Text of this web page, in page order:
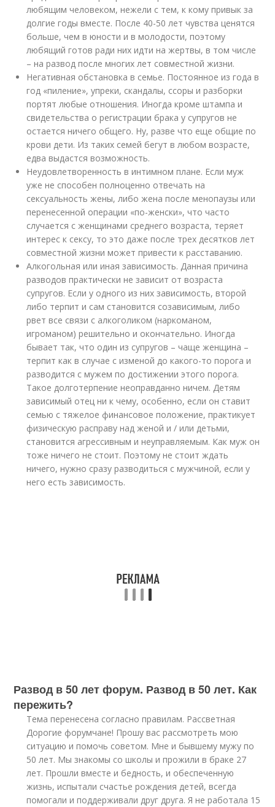
любящим человеком, нежели с тем, к кому привык за
долгие годы вместе. После 40-50 лет чувства ценятся
больше, чем в юности и в молодости, поэтому
любящий готов ради них идти на жертвы, в том числе
– на развод после многих лет совместной жизни.
Негативная обстановка в семье. Постоянное из года в
год «пиление», упреки, скандалы, ссоры и разборки
портят любые отношения. Иногда кроме штампа и
свидетельства о регистрации брака у супругов не
остается ничего общего. Ну, разве что еще общие по
крови дети. Из таких семей бегут в любом возрасте,
едва выдастся возможность.
Неудовлетворенность в интимном плане. Если муж
уже не способен полноценно отвечать на
сексуальность жены, либо жена после менопаузы или
перенесенной операции «по-женски», что часто
случается с женщинами среднего возраста, теряет
интерес к сексу, то это даже после трех десятков лет
совместной жизни может привести к расставанию.
Алкогольная или иная зависимость. Данная причина
разводов практически не зависит от возраста
супругов. Если у одного из них зависимость, второй
либо терпит и сам становится созависимым, либо
рвет все связи с алкоголиком (наркоманом,
игроманом) решительно и окончательно. Иногда
бывает так, что один из супругов – чаще женщина –
терпит как в случае с изменой до какого-то порога и
разводится с мужем по достижении этого порога.
Такое долготерпение неоправданно ничем. Детям
зависимый отец ни к чему, особенно, если он ставит
семью с тяжелое финансовое положение, практикует
физическую расправу над женой и / или детьми,
становится агрессивным и неуправляемым. Как муж он
тоже ничего не стоит. Поэтому не стоит ждать
ничего, нужно сразу разводиться с мужчиной, если у
него есть зависимость.
Развод в 50 лет форум. Развод в 50 лет. Как
пережить?
Тема перенесена согласно правилам. Рассветная
Дорогие форумчане! Прошу вас рассмотреть мою
ситуацию и помочь советом. Мне и бывшему мужу по
50 лет. Мы знакомы со школы и прожили в браке 27
лет. Прошли вместе и бедность, и обеспеченную
жизнь, испытали счастье рождения детей, всегда
помогали и поддерживали друг друга. Я не работала 15